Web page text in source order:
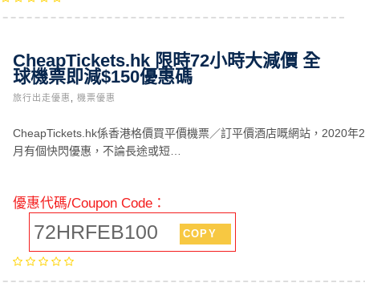
CheapTickets.hk 限時72小時大減價 全
球機票即減$150優惠碼
旅行出走優惠 機票優惠
CheapTickets.hk係香港格價買平價機票／訂平價酒店嘅網站，2020年2
月有個快閃優惠，不論長途或短…
優惠代碼/Coupon Code：
72HRFEB100 COPY